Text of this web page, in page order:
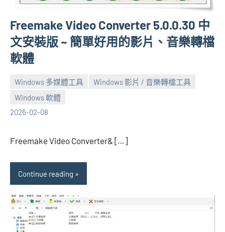
Freemake Video Converter 5.0.0.30 中
文安裝版 ~ 簡單好用的影片、音樂轉檔
軟體
Windows 多媒體工具
Windows 影片 / 音樂轉檔工具
Windows 軟體
2026-02-08
張
海
61
comments
Freemake Video Converter& […]
Continue reading